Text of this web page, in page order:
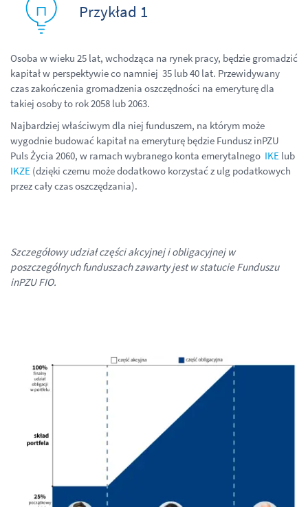
Przykład 1
Osoba w wieku 25 lat, wchodząca na rynek pracy, będzie gromadzić
kapitał w perspektywie co namniej 35 lub 40 lat. Przewidywany
czas zakończenia gromadzenia oszczędności na emeryturę dla
takiej osoby to rok 2058 lub 2063.
Najbardziej właściwym dla niej funduszem, na którym może
wygodnie budować kapitał na emeryturę będzie Fundusz inPZU
Puls Życia 2060, w ramach wybranego konta emerytalnego IKE lub
IKZE (dzięki czemu może dodatkowo korzystać z ulg podatkowych
przez cały czas oszczędzania).
Szczegółowy udział części akcyjnej i obligacyjnej w
poszczególnych funduszach zawarty jest w statucie Funduszu
inPZU FIO.